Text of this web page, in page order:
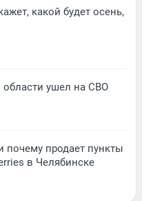
какой будет осень,
ушел на СВО
почему продает пункты
в Челябинске